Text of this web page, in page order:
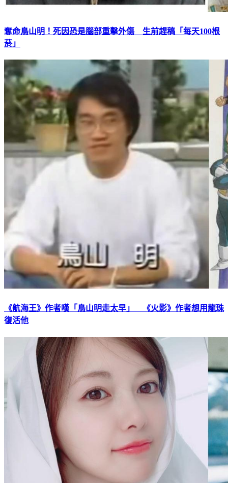
奪命鳥山明！死因恐是腦部重擊外傷 生前趕稿「每天100根
菸」
《航海王》作者嘆「鳥山明走太早」 《火影》作者想用龍珠
復活他